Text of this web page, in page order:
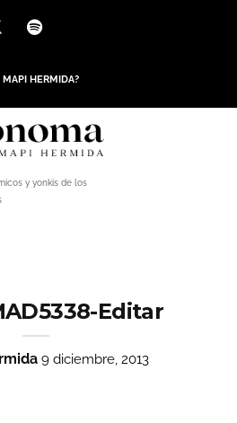
MAPI HERMIDA?
y yonkis de los
Editar
9 diciembre, 2013